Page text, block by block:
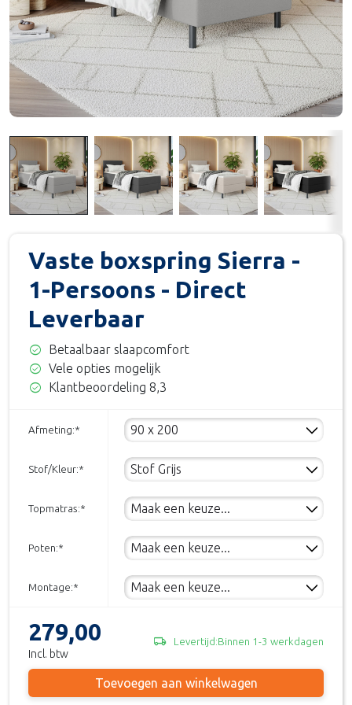
Vaste boxspring Sierra -
1-Persoons - Direct
Leverbaar
check_circle Betaalbaar slaapcomfort
check_circle Vele opties mogelijk
check_circle Klantbeoordeling 8,3
Afmeting:*
Stof/Kleur:*
Topmatras:*
Poten:*
Montage:*
279,00
Incl. btw
local_shipping Levertijd:Binnen 1-3 werkdagen
Toevoegen aan winkelwagen